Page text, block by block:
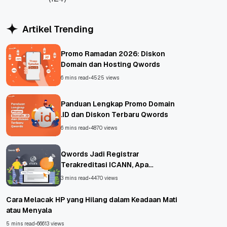
Artikel Trending
Promo Ramadan 2026: Diskon
Domain dan Hosting Qwords
6 mins read•4525 views
Panduan Lengkap Promo Domain
.ID dan Diskon Terbaru Qwords
6 mins read•4870 views
Qwords Jadi Registrar
Terakreditasi ICANN, Apa
Untungnya?
3 mins read•4470 views
Cara Melacak HP yang Hilang dalam Keadaan Mati
atau Menyala
5 mins read•66613 views